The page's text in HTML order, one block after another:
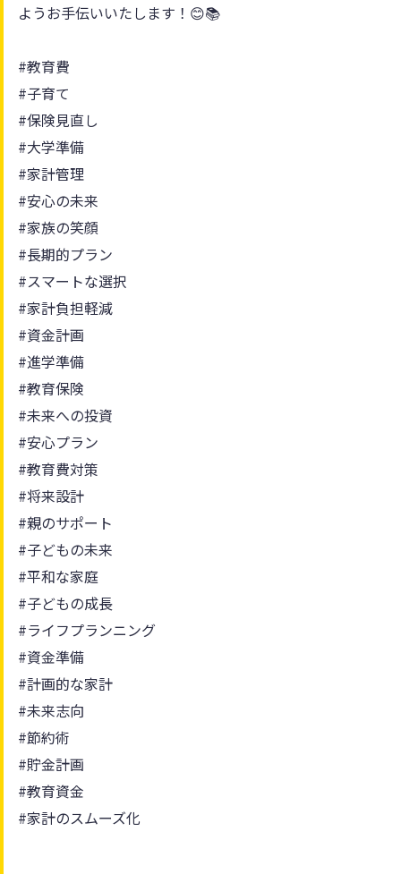
ようお手伝いいたします！😊📚
#教育費
#子育て
#保険見直し
#大学準備
#家計管理
#安心の未来
#家族の笑顔
#長期的プラン
#スマートな選択
#家計負担軽減
#資金計画
#進学準備
#教育保険
#未来への投資
#安心プラン
#教育費対策
#将来設計
#親のサポート
#子どもの未来
#平和な家庭
#子どもの成長
#ライフプランニング
#資金準備
#計画的な家計
#未来志向
#節約術
#貯金計画
#教育資金
#家計のスムーズ化